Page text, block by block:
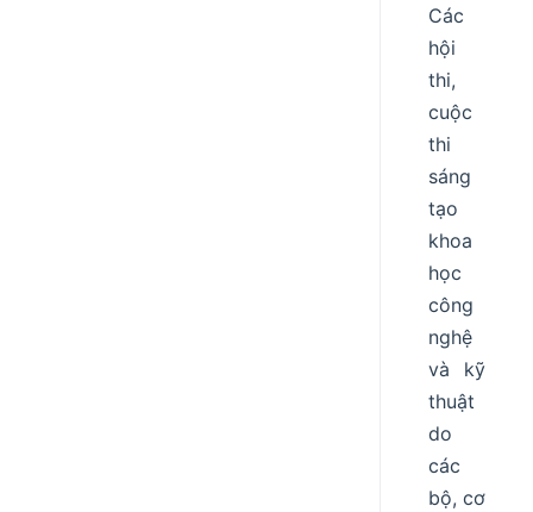
Các
hội
thi,
cuộc
thi
sáng
tạo
khoa
học
công
nghệ
và kỹ
thuật
do
các
bộ, cơ